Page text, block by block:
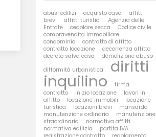
abusi edilizi acquisto casa
affitti
brevi
affitti turistici
Agenzia delle
Entrate
cedolare secca
Codice civile
compravendita immobiliare
condominio
contratto di affitto
contratto locazione
decorrenza affitto
decreto salva casa
demolizione abuso
difformità urbanistica
diritti
inquilino
firma
contratto
inizio locazione
lavori in
affitto
locazione immobili
locazione
turistica
locazioni brevi
mansarda
manutenzione ordinaria
manutenzione
straordinaria
normativa affitti
normativa edilizia
partita IVA